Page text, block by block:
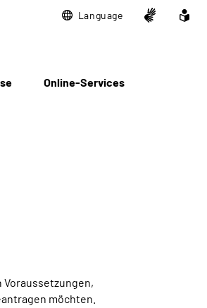
Language
Online-Services
Voraussetzungen,
möchten.